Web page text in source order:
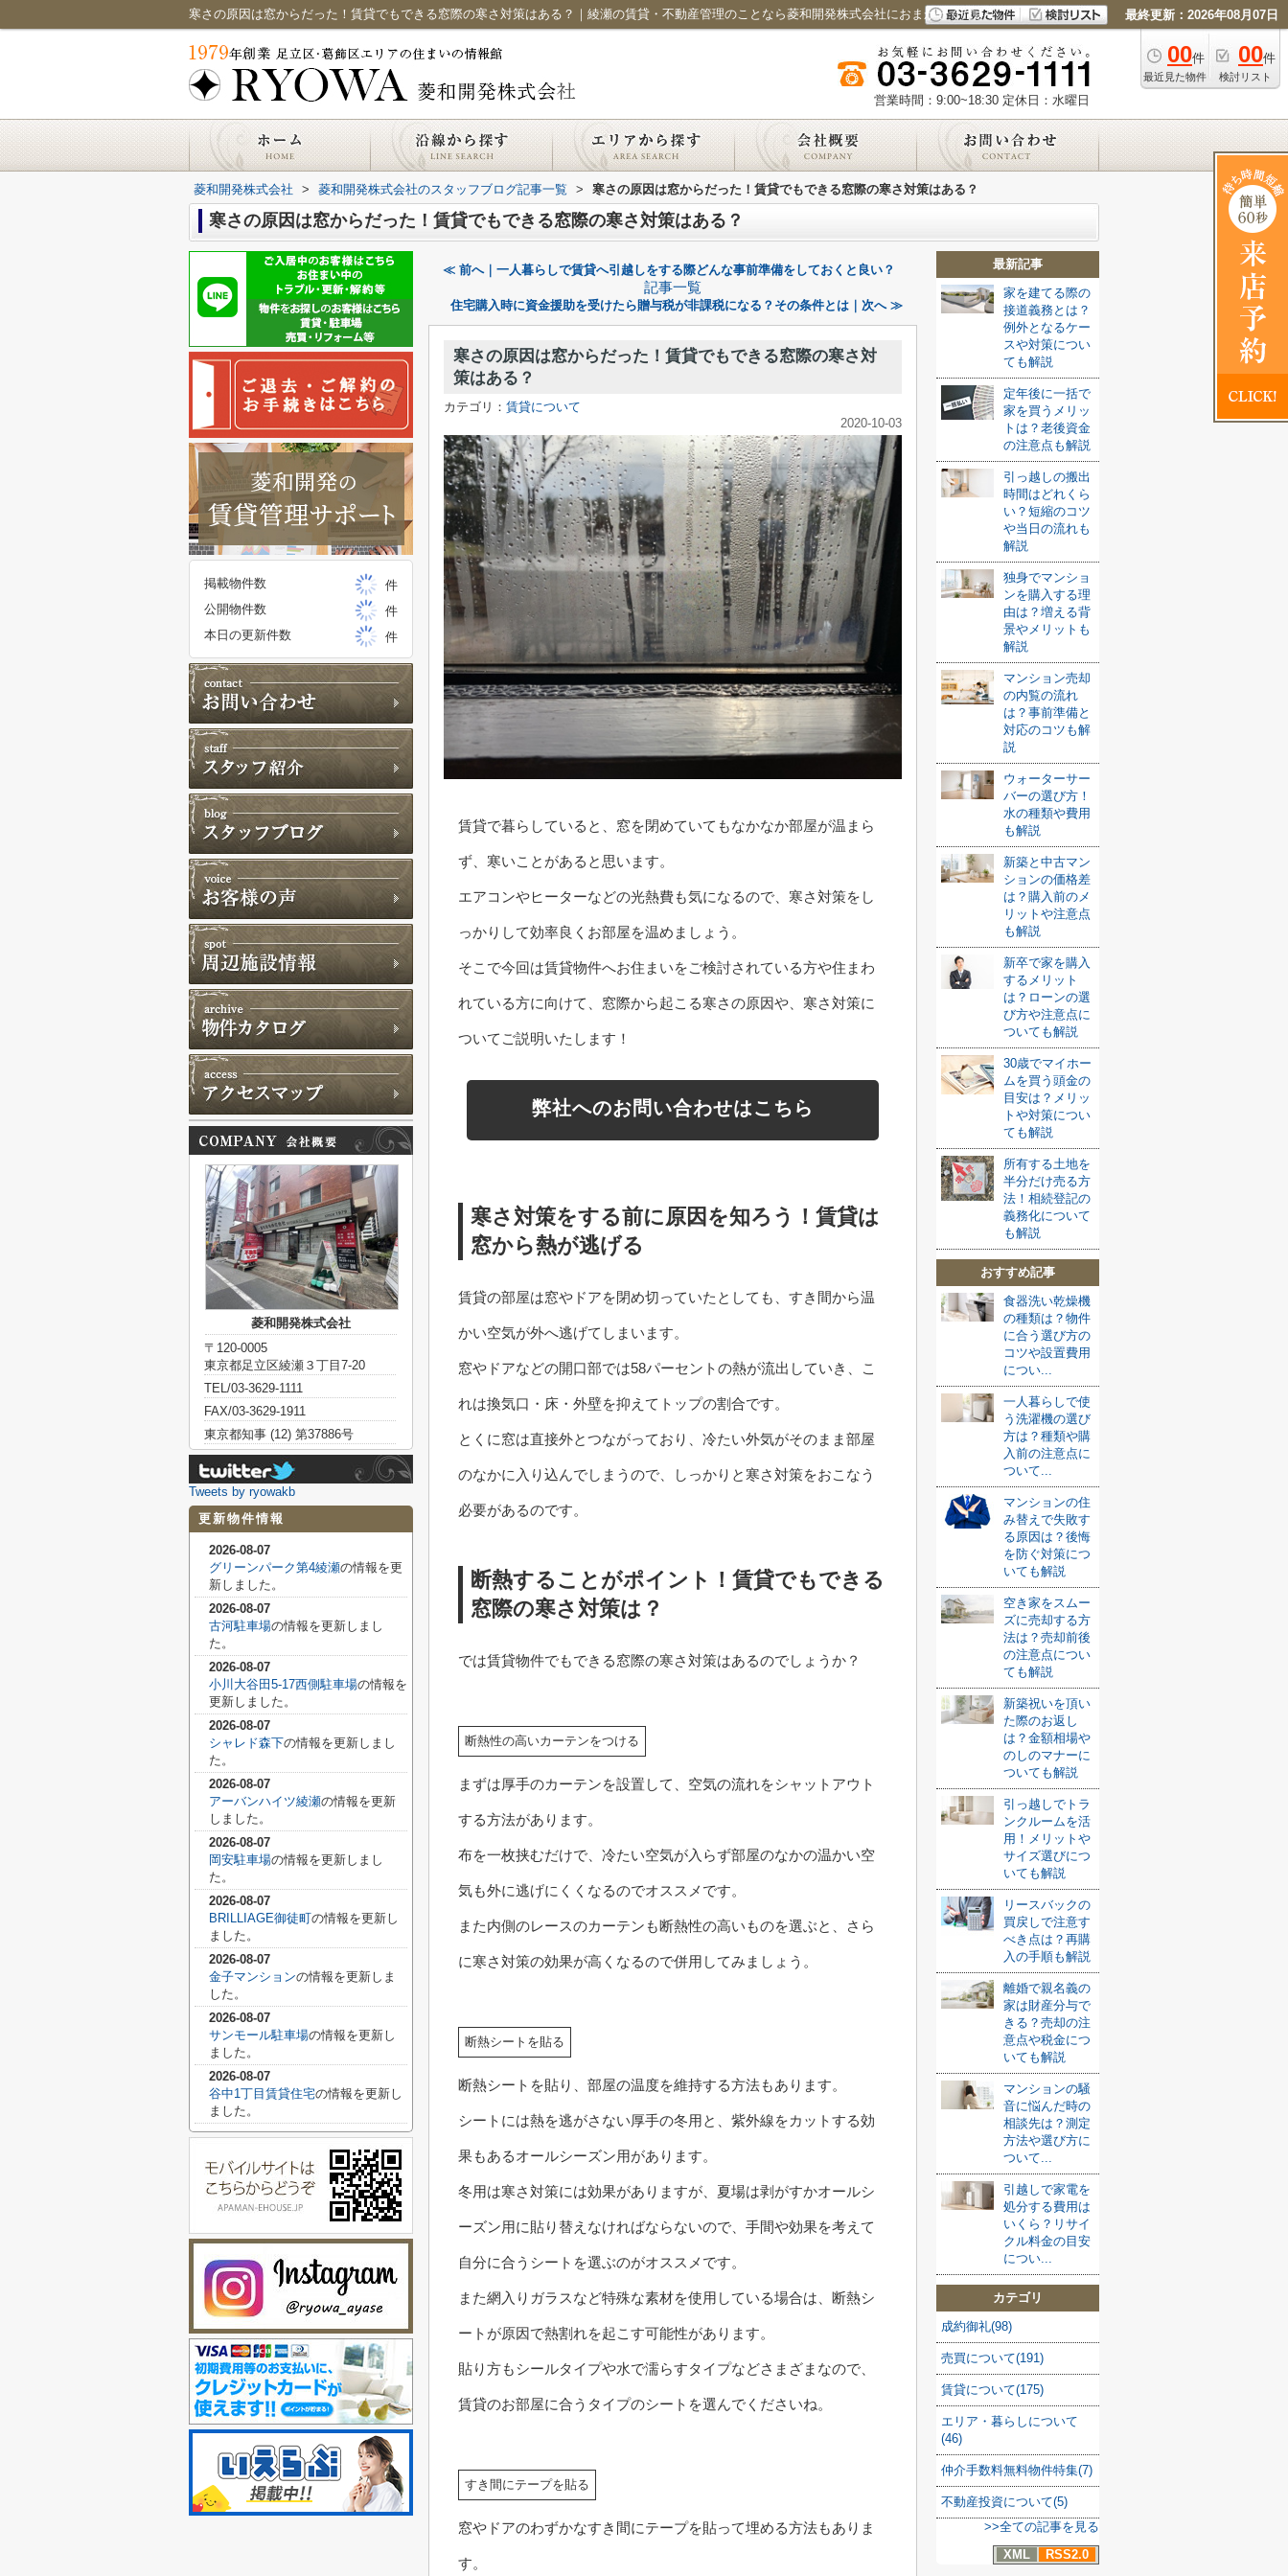
寒さの原因は窓からだった！賃貸でもできる窓際の寒さ対策はある？｜綾瀬の賃貸・不動産管理のことなら菱和開発株式会社におまかせください 最終更新：2026年08月07日
00件
最近見た物件
00件
検討リスト
営業時間：9:00~18:30 定休日：水曜日
菱和開発株式会社 > 菱和開発株式会社のスタッフブログ記事一覧 > 寒さの原因は窓からだった！賃貸でもできる窓際の寒さ対策はある？
寒さの原因は窓からだった！賃貸でもできる窓際の寒さ対策はある？
≪ 前へ｜一人暮らしで賃貸へ引越しをする際どんな事前準備をしておくと良い？
記事一覧
住宅購入時に資金援助を受けたら贈与税が非課税になる？その条件とは｜次へ ≫
寒さの原因は窓からだった！賃貸でもできる窓際の寒さ対
策はある？
カテゴリ： 賃貸について
2020-10-03
賃貸で暮らしていると、窓を閉めていてもなかなか部屋が温まら
ず、寒いことがあると思います。
エアコンやヒーターなどの光熱費も気になるので、寒さ対策をし
っかりして効率良くお部屋を温めましょう。
そこで今回は賃貸物件へお住まいをご検討されている方や住まわ
れている方に向けて、窓際から起こる寒さの原因や、寒さ対策に
ついてご説明いたします！
弊社へのお問い合わせはこちら
寒さ対策をする前に原因を知ろう！賃貸は
窓から熱が逃げる
賃貸の部屋は窓やドアを閉め切っていたとしても、すき間から温
かい空気が外へ逃げてしまいます。
窓やドアなどの開口部では58パーセントの熱が流出していき、こ
れは換気口・床・外壁を抑えてトップの割合です。
とくに窓は直接外とつながっており、冷たい外気がそのまま部屋
のなかに入り込んでしまうので、しっかりと寒さ対策をおこなう
必要があるのです。
断熱することがポイント！賃貸でもできる
窓際の寒さ対策は？
では賃貸物件でもできる窓際の寒さ対策はあるのでしょうか？
断熱性の高いカーテンをつける
まずは厚手のカーテンを設置して、空気の流れをシャットアウト
する方法があります。
布を一枚挟むだけで、冷たい空気が入らず部屋のなかの温かい空
気も外に逃げにくくなるのでオススメです。
また内側のレースのカーテンも断熱性の高いものを選ぶと、さら
に寒さ対策の効果が高くなるので併用してみましょう。
断熱シートを貼る
断熱シートを貼り、部屋の温度を維持する方法もあります。
シートには熱を逃がさない厚手の冬用と、紫外線をカットする効
果もあるオールシーズン用があります。
冬用は寒さ対策には効果がありますが、夏場は剥がすかオールシ
ーズン用に貼り替えなければならないので、手間や効果を考えて
自分に合うシートを選ぶのがオススメです。
また網入りガラスなど特殊な素材を使用している場合は、断熱シ
ートが原因で熱割れを起こす可能性があります。
貼り方もシールタイプや水で濡らすタイプなどさまざまなので、
賃貸のお部屋に合うタイプのシートを選んでくださいね。
すき間にテープを貼る
窓やドアのわずかなすき間にテープを貼って埋める方法もありま
す。
最新記事
家を建てる際の
接道義務とは？
例外となるケー
スや対策につい
ても解説
定年後に一括で
家を買うメリッ
トは？老後資金
の注意点も解説
引っ越しの搬出
時間はどれくら
い？短縮のコツ
や当日の流れも
解説
独身でマンショ
ンを購入する理
由は？増える背
景やメリットも
解説
マンション売却
の内覧の流れ
は？事前準備と
対応のコツも解
説
ウォーターサー
バーの選び方！
水の種類や費用
も解説
新築と中古マン
ションの価格差
は？購入前のメ
リットや注意点
も解説
新卒で家を購入
するメリット
は？ローンの選
び方や注意点に
ついても解説
30歳でマイホー
ムを買う頭金の
目安は？メリッ
トや対策につい
ても解説
所有する土地を
半分だけ売る方
法！相続登記の
義務化について
も解説
おすすめ記事
食器洗い乾燥機
の種類は？物件
に合う選び方の
コツや設置費用
につい...
一人暮らしで使
う洗濯機の選び
方は？種類や購
入前の注意点に
ついて...
マンションの住
み替えで失敗す
る原因は？後悔
を防ぐ対策につ
いても解説
空き家をスムー
ズに売却する方
法は？売却前後
の注意点につい
ても解説
新築祝いを頂い
た際のお返し
は？金額相場や
のしのマナーに
ついても解説
引っ越しでトラ
ンクルームを活
用！メリットや
サイズ選びにつ
いても解説
リースバックの
買戻しで注意す
べき点は？再購
入の手順も解説
離婚で親名義の
家は財産分与で
きる？売却の注
意点や税金につ
いても解説
マンションの騒
音に悩んだ時の
相談先は？測定
方法や選び方に
ついて...
引越しで家電を
処分する費用は
いくら？リサイ
クル料金の目安
につい...
カテゴリ
成約御礼(98)
売買について(191)
賃貸について(175)
エリア・暮らしについて
(46)
仲介手数料無料物件特集(7)
不動産投資について(5)
>>全ての記事を見る
XML
RSS2.0
掲載物件数
件
公開物件数
件
本日の更新件数
件
菱和開発株式会社
〒120-0005
東京都足立区綾瀬３丁目7-20
TEL/03-3629-1111
FAX/03-3629-1911
東京都知事 (12) 第37886号
Tweets by ryowakb
更新物件情報
2026-08-07
グリーンパーク第4綾瀬の情報を更
新しました。
2026-08-07
古河駐車場の情報を更新しまし
た。
2026-08-07
小川大谷田5-17西側駐車場の情報を
更新しました。
2026-08-07
シャレド森下の情報を更新しまし
た。
2026-08-07
アーバンハイツ綾瀬の情報を更新
しました。
2026-08-07
岡安駐車場の情報を更新しまし
た。
2026-08-07
BRILLIAGE御徒町の情報を更新し
ました。
2026-08-07
金子マンションの情報を更新しま
した。
2026-08-07
サンモール駐車場の情報を更新し
ました。
2026-08-07
谷中1丁目賃貸住宅の情報を更新し
ました。